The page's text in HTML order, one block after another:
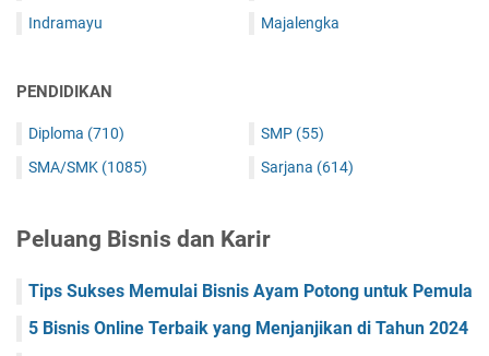
Indramayu
Majalengka
PENDIDIKAN
Diploma (710)
SMA/SMK (1085)
SMP (55)
Sarjana (614)
Peluang Bisnis dan Karir
Tips Sukses Memulai Bisnis Ayam Potong untuk Pemula
5 Bisnis Online Terbaik yang Menjanjikan di Tahun 2024